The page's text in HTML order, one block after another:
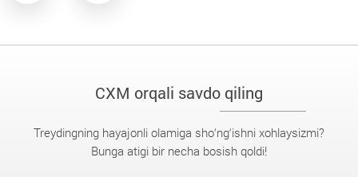
CXM orqali savdo qiling
Treydingning hayajonli olamiga sho‘ng‘ishni xohlaysizmi?
Bunga atigi bir necha bosish qoldi!